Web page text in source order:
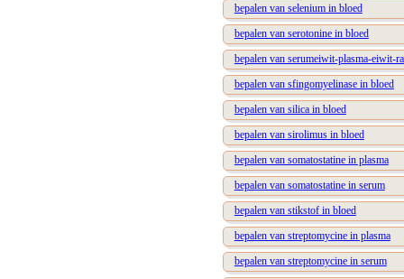
bepalen van selenium in bloed
bepalen van serotonine in bloed
bepalen van serumeiwit-plasma-eiwit-
bepalen van sfingomyelinase in bloed
bepalen van silica in bloed
bepalen van sirolimus in bloed
bepalen van somatostatine in plasma
bepalen van somatostatine in serum
bepalen van stikstof in bloed
bepalen van streptomycine in plasma
bepalen van streptomycine in serum